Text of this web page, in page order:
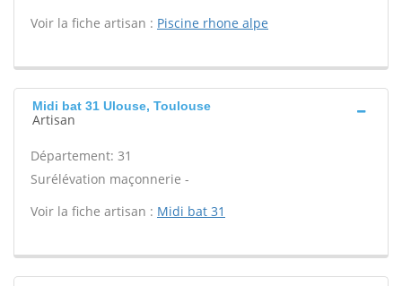
Voir la fiche artisan : Piscine rhone alpe
Midi bat 31 Ulouse, Toulouse
Artisan
Département: 31
Surélévation maçonnerie -
Voir la fiche artisan : Midi bat 31